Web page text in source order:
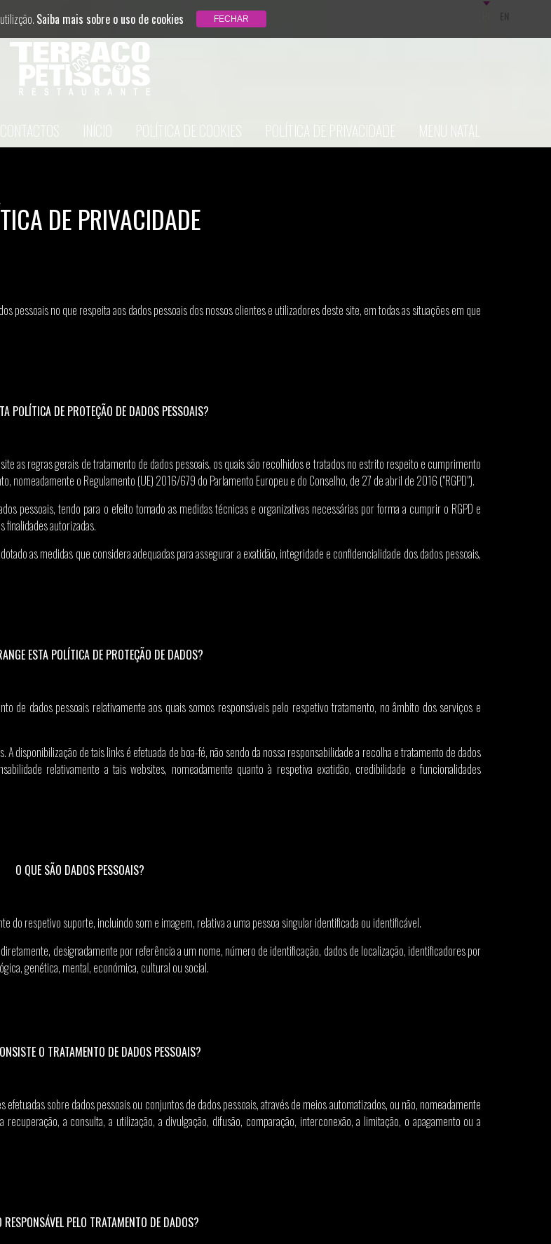
EN
CONTACTOS INÍCIO POLÍTICA DE COOKIES POLÍTICA DE PRIVACIDADE MENU NATAL
DE PRIVACIDADE
pessoais no que respeita aos dados pessoais dos nossos clientes e utilizadores deste site, em todas as situações em que
POLÍTICA DE PROTEÇÃO DE DADOS PESSOAIS?
as regras gerais de tratamento de dados pessoais, os quais são recolhidos e tratados no estrito respeito e cumprimento
nomeadamente o Regulamento (UE) 2016/679 do Parlamento Europeu e do Conselho, de 27 de abril de 2016 ("RGPD").
pessoais, tendo para o efeito tomado as medidas técnicas e organizativas necessárias por forma a cumprir o RGPD e
finalidades autorizadas.
as medidas que considera adequadas para assegurar a exatidão, integridade e confidencialidade dos dados pessoais,
ESTA POLÍTICA DE PROTEÇÃO DE DADOS?
de dados pessoais relativamente aos quais somos responsáveis pelo respetivo tratamento, no âmbito dos serviços e
disponibilização de tais links é efetuada de boa-fé, não sendo da nossa responsabilidade a recolha e tratamento de dados
relativamente a tais websites, nomeadamente quanto à respetiva exatidão, credibilidade e funcionalidades
O QUE SÃO DADOS PESSOAIS?
do respetivo suporte, incluindo som e imagem, relativa a uma pessoa singular identificada ou identificável.
designadamente por referência a um nome, número de identificação, dados de localização, identificadores por
genética, mental, económica, cultural ou social.
O TRATAMENTO DE DADOS PESSOAIS?
sobre dados pessoais ou conjuntos de dados pessoais, através de meios automatizados, ou não, nomeadamente
a consulta, a utilização, a divulgação, difusão, comparação, interconexão, a limitação, o apagamento ou a
RESPONSÁVEL PELO TRATAMENTO DE DADOS?
Saiba mais sobre o uso de cookies